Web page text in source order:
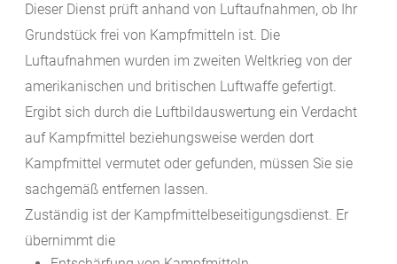
Dieser Dienst prüft anhand von Luftaufnahmen, ob Ihr
Grundstück frei von Kampfmitteln ist. Die
Luftaufnahmen wurden im zweiten Weltkrieg von der
amerikanischen und britischen Luftwaffe gefertigt.
Ergibt sich durch die Luftbildauswertung ein Verdacht
auf Kampfmittel beziehungsweise werden dort
Kampfmittel vermutet oder gefunden, müssen Sie sie
sachgemäß entfernen lassen.
Zuständig ist der Kampfmittelbeseitigungsdienst. Er
übernimmt die